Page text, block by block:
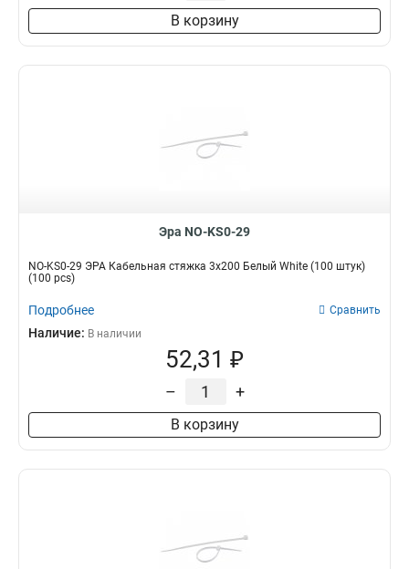
В корзину
Эра NO-KS0-29
NO-KS0-29 ЭРА Кабельная стяжка 3x200 Белый White (100 штук)
(100 pcs)
Подробнее Сравнить
Наличие: В наличии
52,31 ₽
– +
В корзину